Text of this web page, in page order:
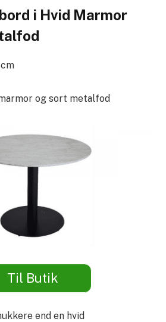
i Hvid Marmor
og sort metalfod
Til Butik
end en hvid